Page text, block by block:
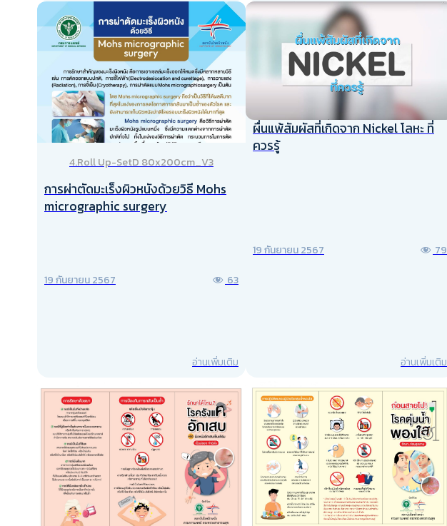
4.Roll Up-SetD 80x200cm_V3
การผ่าตัดมะเร็งผิวหนังด้วยวิธี Mohs
micrographic surgery
19 กันยายน 2567 63
อ่านเพิ่มเติม
ผื่นแพ้สัมผัสที่เกิดจาก Nickel โลหะ ที่
ควรรู้
19 กันยายน 2567 79
อ่านเพิ่มเติม